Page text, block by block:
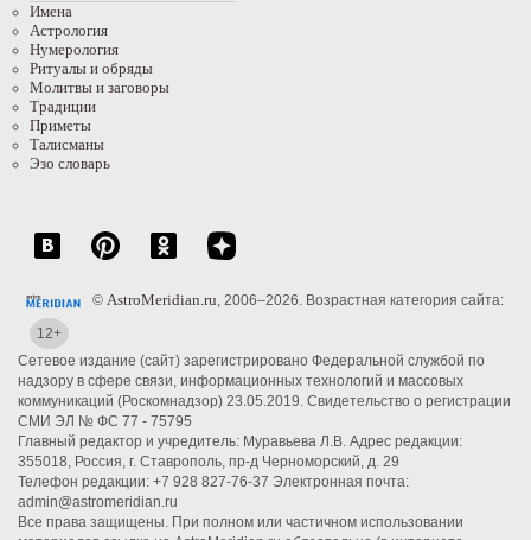
Имена
Астрология
Нумерология
Ритуалы и обряды
Молитвы и заговоры
Традиции
Приметы
Талисманы
Эзо словарь
© AstroMeridian.ru , 2006–2026. Возрастная категория сайта:
12+
Сетевое издание (сайт) зарегистрировано Федеральной службой по
надзору в сфере связи, информационных технологий и массовых
коммуникаций (Роскомнадзор) 23.05.2019. Свидетельство о регистрации
СМИ ЭЛ № ФС 77 - 75795
Главный редактор и учредитель: Муравьева Л.В. Адрес редакции:
355018, Россия, г. Ставрополь, пр-д Черноморский, д. 29
Телефон редакции: +7 928 827-76-37 Электронная почта:
admin@astromeridian.ru
Все права защищены. При полном или частичном использовании